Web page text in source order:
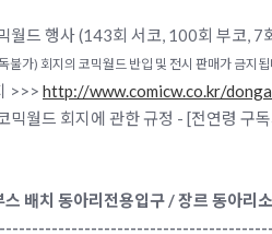
드 행사 (143회 서코, 100회 부코, 7
불가) 회지의 코믹월드 반입 및 전시 판매가 금지
>>> http://www.comicw.co.kr/
관한 규정 - [전연령 구독가능]
배치 동아리전용입구 / 장르 동아리